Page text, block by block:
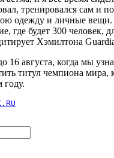
тренировался сам и
одежду и личные
где будет 300 человек,
Хэмилтона
16 августа, когда мы
титул чемпиона мира,
году.